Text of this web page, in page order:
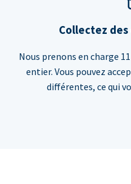
Collectez
Nous prenons en charge
entier. Vous pouvez
différentes, ce qui